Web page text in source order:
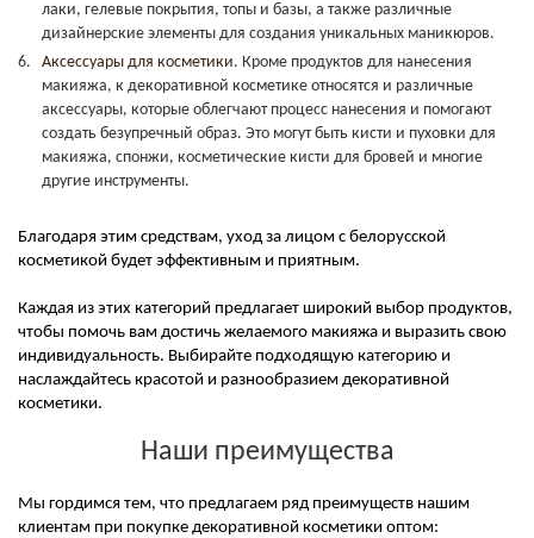
лаки, гелевые покрытия, топы и базы, а также различные
дизайнерские элементы для создания уникальных маникюров.
Аксессуары для косметики. Кроме продуктов для нанесения
макияжа, к декоративной косметике относятся и различные
аксессуары, которые облегчают процесс нанесения и помогают
создать безупречный образ. Это могут быть кисти и пуховки для
макияжа, спонжи, косметические кисти для бровей и многие
другие инструменты.
Благодаря этим средствам, уход за лицом с белорусской
косметикой будет эффективным и приятным.
Каждая из этих категорий предлагает широкий выбор продуктов,
чтобы помочь вам достичь желаемого макияжа и выразить свою
индивидуальность. Выбирайте подходящую категорию и
наслаждайтесь красотой и разнообразием декоративной
косметики.
Наши преимущества
Мы гордимся тем, что предлагаем ряд преимуществ нашим
клиентам при покупке декоративной косметики оптом: